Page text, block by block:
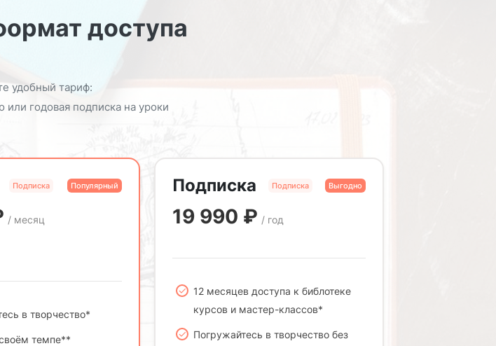
доступа
удобный тариф:
или годовая подписка на уроки
Подписка Популярный
/ месяц
в творчество*
темпе**
Подписка Подписка Выгодно
19 990 ₽ / год
12 месяцев доступа к библотеке
курсов и мастер-классов*
Погружайтесь в творчество без